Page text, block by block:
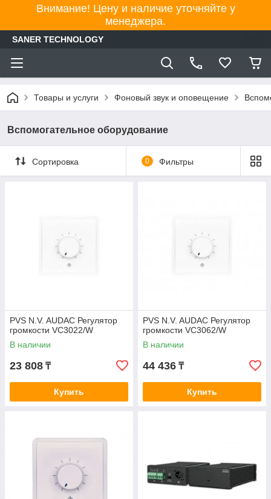
Внимание! Цену и наличие уточняйте у
менеджера.
SANER TECHNOLOGY
Товары и услуги Фоновый звук и оповещение
Вспомогательное оборудование
Сортировка 0 Фильтры
PVS N.V. AUDAC Регулятор
громкости VC3022/W
В наличии
23 808 ₸
Купить
PVS N.V. AUDAC Регулятор
громкости VC3062/W
В наличии
44 436 ₸
Купить